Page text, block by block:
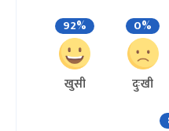
92%
खुसी
0%
दुःखी